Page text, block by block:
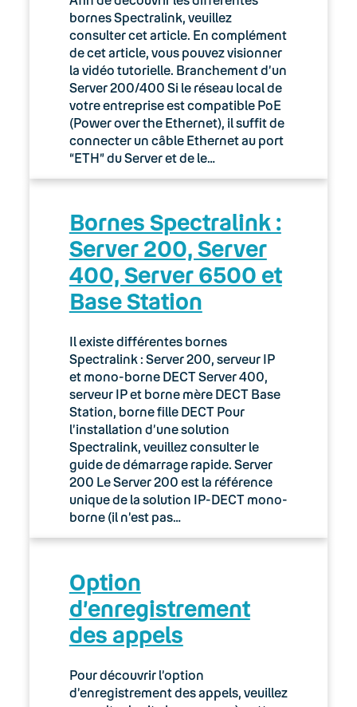
03. Accès Internet
04. Téléphonie fixe
05. Téléphonie Mobile
06. Cybersécurité
Keyyo Connect
Keyyo Visio
bornes Spectralink, veuillez
consulter cet article. En complément
de cet article, vous pouvez visionner
la vidéo tutorielle. Branchement d’un
Server 200/400 Si le réseau local de
votre entreprise est compatible PoE
(Power over the Ethernet), il suffit de
connecter un câble Ethernet au port
“ETH” du Server et de le…
Bornes Spectralink :
Server 200, Server
400, Server 6500 et
Base Station
Il existe différentes bornes
Spectralink : Server 200, serveur IP
et mono-borne DECT Server 400,
serveur IP et borne mère DECT Base
Station, borne fille DECT Pour
l’installation d’une solution
Spectralink, veuillez consulter le
guide de démarrage rapide. Server
200 Le Server 200 est la référence
unique de la solution IP-DECT mono-
borne (il n’est pas…
Option
d’enregistrement
des appels
Pour découvrir l’option
d’enregistrement des appels, veuillez